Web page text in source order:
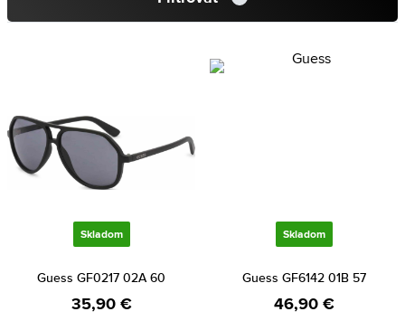
Skladom
Guess GF0217 02A 60
35,90 €
Skladom
Guess GF6142 01B 57
46,90 €